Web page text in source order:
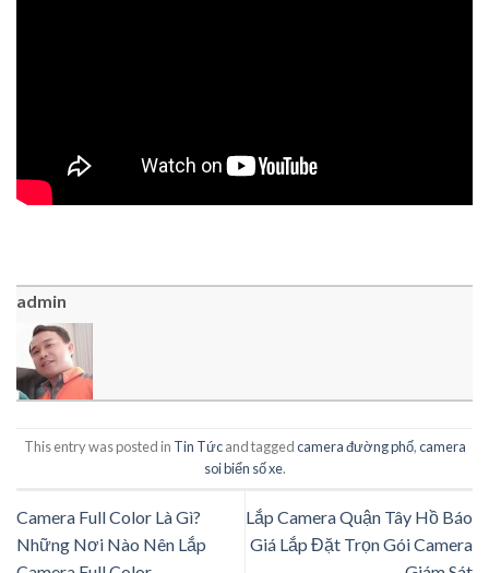
admin
This entry was posted in Tin Tứcand taggedcamera đường phố,camera
soi biển số xe.
Camera Full Color Là Gì?
Những Nơi Nào Nên Lắp
Lắp Camera Quận Tây Hồ Báo
Giá Lắp Đặt Trọn Gói Camera